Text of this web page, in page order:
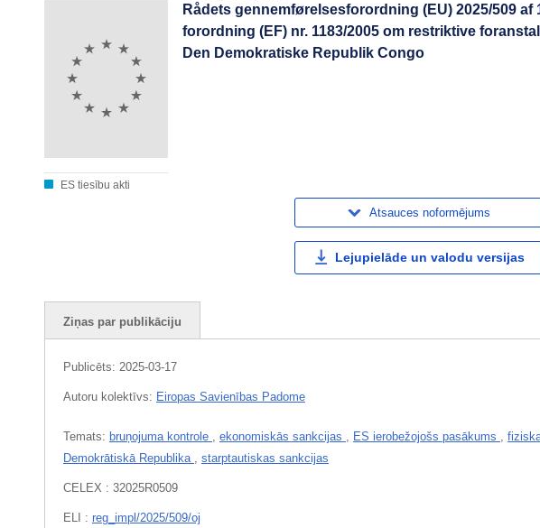
ES tiesību akti
Rådets gennemførelsesforordning (EU) 2025/509
forordning (EF) nr. 1183/2005 om restriktive
Den Demokratiske Republik Congo
Atsauces noformējums
Lejupielāde un valodu versijas
Ziņas par publikāciju
Publicēts: 2025-03-17
Autoru kolektīvs: Eiropas Savienības Padome
Temats: bruņojuma kontrole , ekonomiskās sankcijas , ES ierobežojošs pasākums ,
Demokrātiskā Republika , starptautiskas sankcijas
CELEX : 32025R0509
ELI : reg_impl/2025/509/oj